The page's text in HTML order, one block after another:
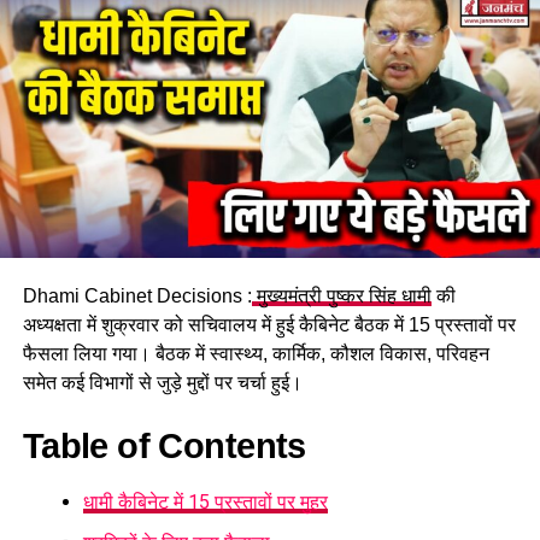
Dhami Cabinet Decisions : मुख्यमंत्री पुष्कर सिंह धामीकी
अध्यक्षता में शुक्रवार को सचिवालय में हुई कैबिनेट बैठक में 15 प्रस्तावों पर
फैसला लिया गया। बैठक में स्वास्थ्य, कार्मिक, कौशल विकास, परिवहन
समेत कई विभागों से जुड़े मुद्दों पर चर्चा हुई।
Table of Contents
धामी कैबिनेट में 15 प्रस्तावों पर मुहर